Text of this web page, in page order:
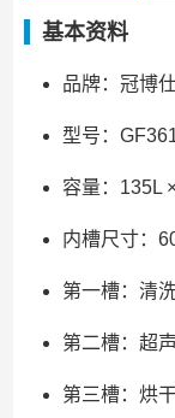
基本资料
品牌：冠博
型号：
容量：135L
内槽尺寸：
第一槽：清
第二槽：超
第三槽：烘